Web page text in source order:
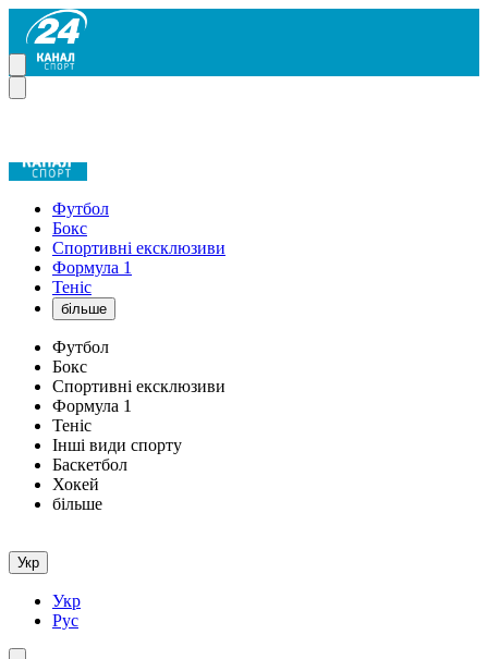
Футбол
Бокс
Спортивні ексклюзиви
Формула 1
Теніс
більше
Футбол
Бокс
Спортивні ексклюзиви
Формула 1
Теніс
Інші види спорту
Баскетбол
Хокей
більше
Укр
Укр
Рус